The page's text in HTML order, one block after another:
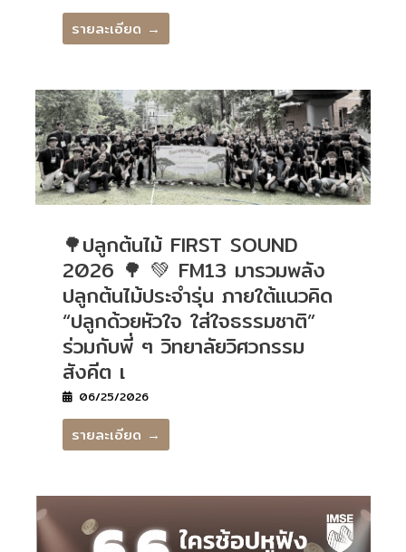
รายละเอียด →
🌳ปลูกต้นไม้ FIRST SOUND
2026 🌳 💚 FM13 มารวมพลัง
ปลูกต้นไม้ประจำรุ่น ภายใต้แนวคิด
“ปลูกด้วยหัวใจ ใส่ใจธรรมชาติ”
ร่วมกับพี่ ๆ วิทยาลัยวิศวกรรม
สังคีต เ
06/25/2026
รายละเอียด →